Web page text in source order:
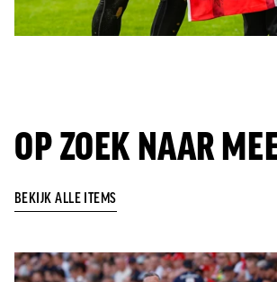
OP ZOEK NAAR
BEKIJK ALLE ITEMS